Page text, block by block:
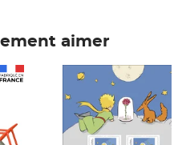
aimer
Prix 7,50€